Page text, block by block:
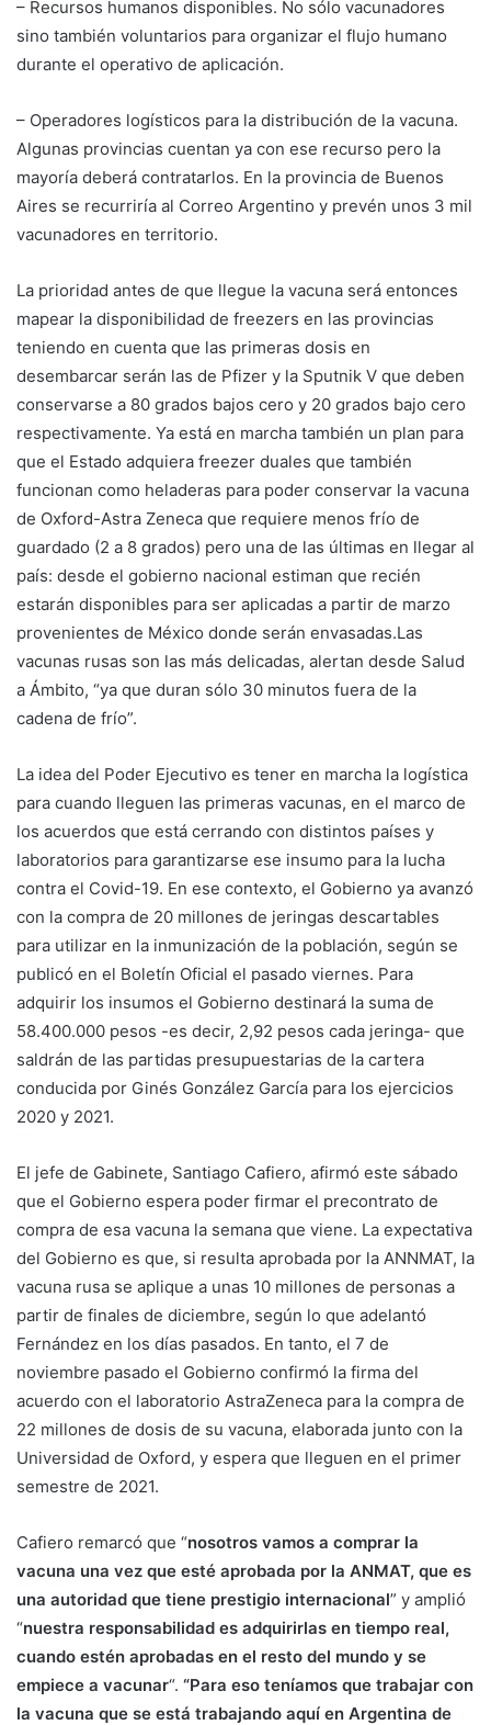
– Recursos humanos disponibles. No sólo vacunadores
sino también voluntarios para organizar el flujo humano
durante el operativo de aplicación.
– Operadores logísticos para la distribución de la vacuna.
Algunas provincias cuentan ya con ese recurso pero la
mayoría deberá contratarlos. En la provincia de Buenos
Aires se recurriría al Correo Argentino y prevén unos 3 mil
vacunadores en territorio.
La prioridad antes de que llegue la vacuna será entonces
mapear la disponibilidad de freezers en las provincias
teniendo en cuenta que las primeras dosis en
desembarcar serán las de Pfizer y la Sputnik V que deben
conservarse a 80 grados bajos cero y 20 grados bajo cero
respectivamente. Ya está en marcha también un plan para
que el Estado adquiera freezer duales que también
funcionan como heladeras para poder conservar la vacuna
de Oxford-Astra Zeneca que requiere menos frío de
guardado (2 a 8 grados) pero una de las últimas en llegar al
país: desde el gobierno nacional estiman que recién
estarán disponibles para ser aplicadas a partir de marzo
provenientes de México donde serán envasadas.Las
vacunas rusas son las más delicadas, alertan desde Salud
a Ámbito, “ya que duran sólo 30 minutos fuera de la
cadena de frío”.
La idea del Poder Ejecutivo es tener en marcha la logística
para cuando lleguen las primeras vacunas, en el marco de
los acuerdos que está cerrando con distintos países y
laboratorios para garantizarse ese insumo para la lucha
contra el Covid-19. En ese contexto, el Gobierno ya avanzó
con la compra de 20 millones de jeringas descartables
para utilizar en la inmunización de la población, según se
publicó en el Boletín Oficial el pasado viernes. Para
adquirir los insumos el Gobierno destinará la suma de
58.400.000 pesos -es decir, 2,92 pesos cada jeringa- que
saldrán de las partidas presupuestarias de la cartera
conducida por Ginés González García para los ejercicios
2020 y 2021.
El jefe de Gabinete, Santiago Cafiero, afirmó este sábado
que el Gobierno espera poder firmar el precontrato de
compra de esa vacuna la semana que viene. La expectativa
del Gobierno es que, si resulta aprobada por la ANNMAT, la
vacuna rusa se aplique a unas 10 millones de personas a
partir de finales de diciembre, según lo que adelantó
Fernández en los días pasados. En tanto, el 7 de
noviembre pasado el Gobierno confirmó la firma del
acuerdo con el laboratorio AstraZeneca para la compra de
22 millones de dosis de su vacuna, elaborada junto con la
Universidad de Oxford, y espera que lleguen en el primer
semestre de 2021.
Cafiero remarcó que “nosotros vamos a comprar la
vacuna una vez que esté aprobada por la ANMAT, que es
una autoridad que tiene prestigio internacional” y amplió
“nuestra responsabilidad es adquirirlas en tiempo real,
cuando estén aprobadas en el resto del mundo y se
empiece a vacunar“. “Para eso teníamos que trabajar con
la vacuna que se está trabajando aquí en Argentina de